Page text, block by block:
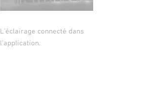
L'éclairage connecté dans
l'application.